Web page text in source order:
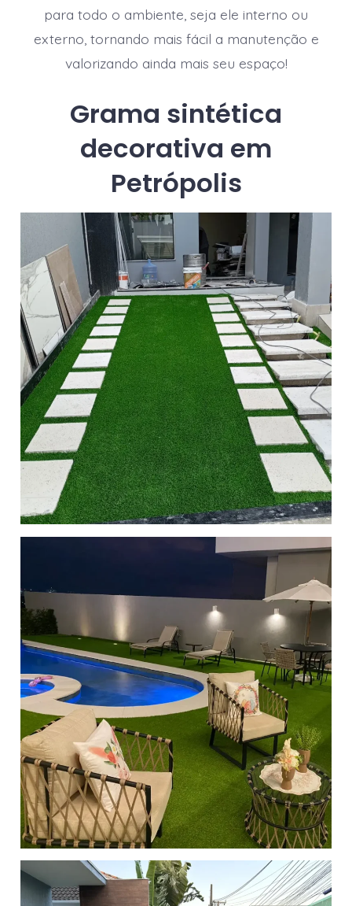
para todo o ambiente, seja ele interno ou
externo, tornando mais fácil a manutenção e
valorizando ainda mais seu espaço!
Grama sintética
decorativa em
Petrópolis